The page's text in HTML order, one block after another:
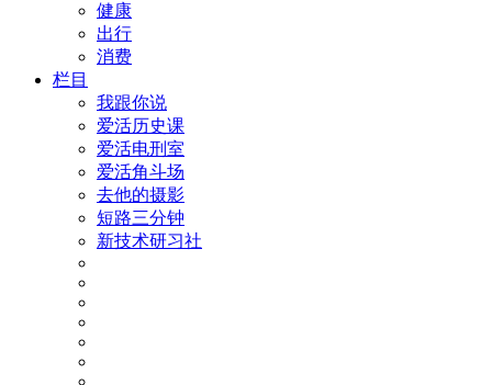
健康
出行
消费
栏目
我跟你说
爱活历史课
爱活电刑室
爱活角斗场
去他的摄影
短路三分钟
新技术研习社